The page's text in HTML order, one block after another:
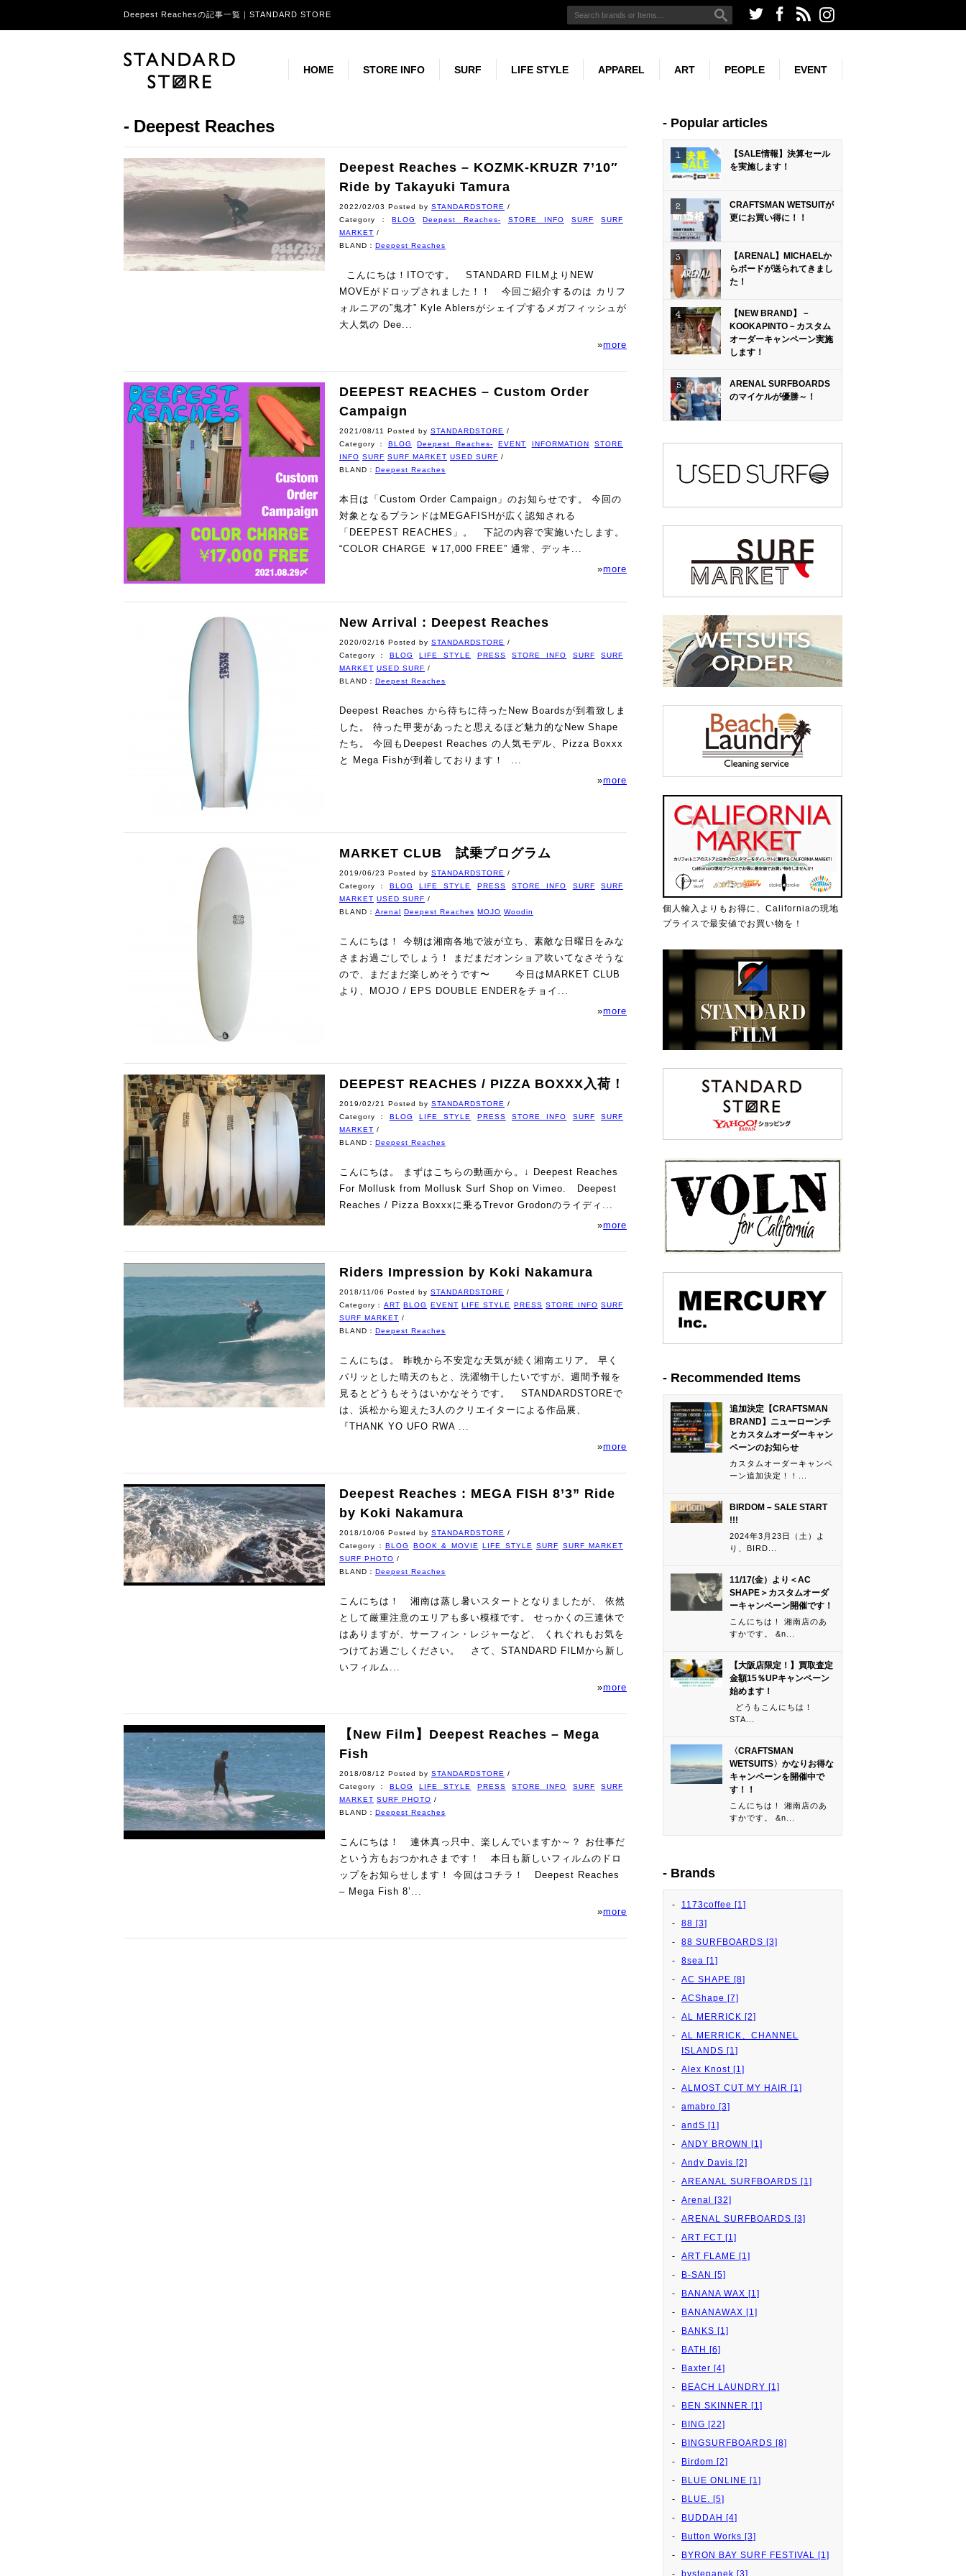
Deepest Reachesの記事一覧｜STANDARD STORE
HOME STORE INFO SURF LIFE STYLE APPAREL ART PEOPLE EVENT
Deepest Reaches
Deepest Reaches – KOZMK-KRUZR 7’10″
Ride by Takayuki Tamura
2022/02/03 Posted by STANDARDSTORE /
Category：BLOG Deepest Reaches- STORE INFO SURF
SURF
MARKET /
BLAND： Deepest Reaches
こんにちは！ITOです。 STANDARD FILMよりNEW
MOVEがドロップされました！！ 今回ご紹介するのは カリフ
ォルニアの”鬼才” Kyle Ablersがシェイプするメガフィッシュが
大人気の Dee...
»more
DEEPEST REACHES – Custom Order
Campaign
2021/08/11 Posted by STANDARDSTORE /
Category： BLOG Deepest Reaches- EVENT INFORMATION
STORE
INFO SURF SURF MARKET USED SURF /
BLAND： Deepest Reaches
本日は「Custom Order Campaign」のお知らせです。 今回の
対象となるブランドはMEGAFISHが広く認知される
「DEEPEST REACHES」。 下記の内容で実施いたします。
“COLOR CHARGE ￥17,000 FREE” 通常、デッキ...
»more
New Arrival : Deepest Reaches
2020/02/16 Posted by STANDARDSTORE /
Category： BLOG LIFE STYLE PRESS STORE INFO SURF
SURF
MARKET USED SURF /
BLAND： Deepest Reaches
Deepest Reaches から待ちに待ったNew Boardsが到着致しま
した。 待った甲斐があったと思えるほど魅力的なNew Shape
たち。 今回もDeepest Reaches の人気モデル、Pizza Boxxx
と Mega Fishが到着しております！ ...
»more
MARKET CLUB 試乗プログラム
2019/06/23 Posted by STANDARDSTORE /
Category： BLOG LIFE STYLE PRESS STORE INFO SURF
SURF
MARKET USED SURF /
BLAND： Arenal Deepest Reaches MOJO Woodin
こんにちは！ 今朝は湘南各地で波が立ち、素敵な日曜日をみな
さまお過ごしでしょう！ まだまだオンショア吹いてなさそうな
ので、まだまだ楽しめそうです〜 今日はMARKET CLUB
より、MOJO / EPS DOUBLE ENDERをチョイ...
»more
DEEPEST REACHES / PIZZA BOXXX入荷！
2019/02/21 Posted by STANDARDSTORE /
Category： BLOG LIFE STYLE PRESS STORE INFO SURF
SURF
MARKET /
BLAND： Deepest Reaches
こんにちは。 まずはこちらの動画から。↓ Deepest Reaches
For Mollusk from Mollusk Surf Shop on Vimeo. Deepest
Reaches / Pizza Boxxxに乗るTrevor Grodonのライディ...
»more
Riders Impression by Koki Nakamura
2018/11/06 Posted by STANDARDSTORE /
Category： ART BLOG EVENT LIFE STYLE PRESS STORE INFO SURF
SURF MARKET /
BLAND： Deepest Reaches
こんにちは。 昨晩から不安定な天気が続く湘南エリア。 早く
パリッとした晴天のもと、洗濯物干したいですが、週間予報を
見るとどうもそうはいかなそうです。 STANDARDSTOREで
は、浜松から迎えた3人のクリエイターによる作品展、
『THANK YO UFO RWA ...
»more
Deepest Reaches : MEGA FISH 8’3” Ride
by Koki Nakamura
2018/10/06 Posted by STANDARDSTORE /
Category： BLOG BOOK & MOVIE LIFE STYLE SURF
SURF MARKET
SURF PHOTO /
BLAND： Deepest Reaches
こんにちは！ 湘南は蒸し暑いスタートとなりましたが、 依然
として厳重注意のエリアも多い模様です。 せっかくの三連休で
はありますが、サーフィン・レジャーなど、 くれぐれもお気を
つけてお過ごしください。 さて、STANDARD FILMから新し
いフィルム...
»more
【New Film】Deepest Reaches – Mega
Fish
2018/08/12 Posted by STANDARDSTORE /
Category： BLOG LIFE STYLE PRESS STORE INFO SURF
SURF
MARKET SURF PHOTO /
BLAND： Deepest Reaches
こんにちは！ 連休真っ只中、楽しんでいますか～？ お仕事だ
という方もおつかれさまです！ 本日も新しいフィルムのドロ
ップをお知らせします！ 今回はコチラ！ Deepest Reaches
– Mega Fish 8’...
»more
Popular articles
【SALE情報】決算セール
を実施します！
CRAFTSMAN WETSUITが
更にお買い得に！！
【ARENAL】MICHAELか
らボードが送られてきまし
た！
【NEW BRAND】－
KOOKAPINTO－カスタム
オーダーキャンペーン実施
します！
ARENAL SURFBOARDS
のマイケルが優勝～！
個人輸入よりもお得に、Californiaの現地
プライスで最安値でお買い物を！
Recommended Items
追加決定【CRAFTSMAN
BRAND】ニューローンチ
とカスタムオーダーキャン
ペーンのお知らせ
カスタムオーダーキャンペ
ーン追加決定！！...
BIRDOM – SALE START
!!!
2024年3月23日（土）よ
り、BIRD...
11/17(金）より＜AC
SHAPE＞カスタムオーダ
ーキャンペーン開催です！
こんにちは！ 湘南店のあ
すかです。 &n...
【大阪店限定！】買取査定
金額15％UPキャンペーン
始めます！
どうもこんにちは！
STA...
〈CRAFTSMAN
WETSUITS〉かなりお得な
キャンペーンを開催中で
す！！
こんにちは！ 湘南店のあ
すかです。 &n...
Brands
1173coffee [1]
88 [3]
88 SURFBOARDS [3]
8sea [1]
AC SHAPE [8]
ACShape [7]
AL MERRICK [2]
AL MERRICK、CHANNEL
ISLANDS [1]
Alex Knost [1]
ALMOST CUT MY HAIR [1]
amabro [3]
andS [1]
ANDY BROWN [1]
Andy Davis [2]
AREANAL SURFBOARDS [1]
Arenal [32]
ARENAL SURFBOARDS [3]
ART FCT [1]
ART FLAME [1]
B-SAN [5]
BANANA WAX [1]
BANANAWAX [1]
BANKS [1]
BATH [6]
Baxter [4]
BEACH LAUNDRY [1]
BEN SKINNER [1]
BING [22]
BINGSURFBOARDS [8]
Birdom [2]
BLUE ONLINE [1]
BLUE. [5]
BUDDAH [4]
Button Works [3]
BYRON BAY SURF FESTIVAL [1]
bystepanek [3]